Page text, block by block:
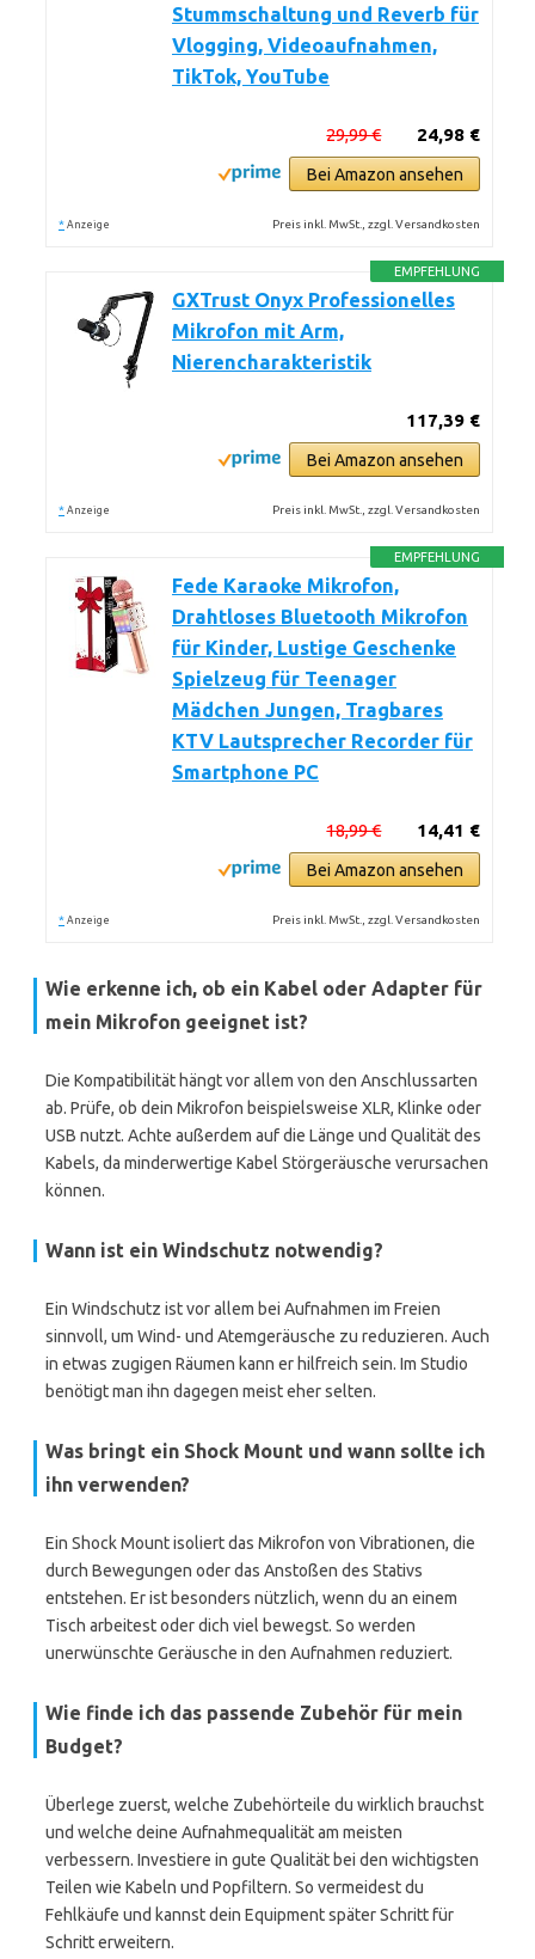
Stummschaltung und Reverb für
Vlogging, Videoaufnahmen,
TikTok, YouTube
24,98 €
29,99 €
Bei Amazon ansehen
* Anzeige Preis inkl. MwSt., zzgl. Versandkosten
EMPFEHLUNG
GXTrust Onyx Professionelles
Mikrofon mit Arm,
Nierencharakteristik
117,39 €
Bei Amazon ansehen
* Anzeige Preis inkl. MwSt., zzgl. Versandkosten
EMPFEHLUNG
Fede Karaoke Mikrofon,
Drahtloses Bluetooth Mikrofon
für Kinder, Lustige Geschenke
Spielzeug für Teenager
Mädchen Jungen, Tragbares
KTV Lautsprecher Recorder für
Smartphone PC
14,41 €
18,99 €
Bei Amazon ansehen
* Anzeige Preis inkl. MwSt., zzgl. Versandkosten
Wie erkenne ich, ob ein Kabel oder Adapter für
mein Mikrofon geeignet ist?
Die Kompatibilität hängt vor allem von den Anschlussarten
ab. Prüfe, ob dein Mikrofon beispielsweise XLR, Klinke oder
USB nutzt. Achte außerdem auf die Länge und Qualität des
Kabels, da minderwertige Kabel Störgeräusche verursachen
können.
Wann ist ein Windschutz notwendig?
Ein Windschutz ist vor allem bei Aufnahmen im Freien
sinnvoll, um Wind- und Atemgeräusche zu reduzieren. Auch
in etwas zugigen Räumen kann er hilfreich sein. Im Studio
benötigt man ihn dagegen meist eher selten.
Was bringt ein Shock Mount und wann sollte ich
ihn verwenden?
Ein Shock Mount isoliert das Mikrofon von Vibrationen, die
durch Bewegungen oder das Anstoßen des Stativs
entstehen. Er ist besonders nützlich, wenn du an einem
Tisch arbeitest oder dich viel bewegst. So werden
unerwünschte Geräusche in den Aufnahmen reduziert.
Wie finde ich das passende Zubehör für mein
Budget?
Überlege zuerst, welche Zubehörteile du wirklich brauchst
und welche deine Aufnahmequalität am meisten
verbessern. Investiere in gute Qualität bei den wichtigsten
Teilen wie Kabeln und Popfiltern. So vermeidest du
Fehlkäufe und kannst dein Equipment später Schritt für
Schritt erweitern.